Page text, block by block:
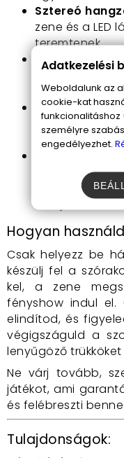
Sztereó
zene és a
teremtenek.
Strapabíró
biztosítja a
távon
Biztonságos
elemét úgy
biztonságban
miközben
találjanak ki.
Hogyan
Csak helyezz be
készülj fel a
kel, a zene
fényshow indul el.
elindítod, és
végigszáguld a
lenyűgöző
Ne várj tovább,
játékot, ami
és felébreszti
Tulajdonságok:
Adatkezelési
Weboldalunk az
cookie-kat
funkcionalitáshoz
személyre
engedélyezhet.